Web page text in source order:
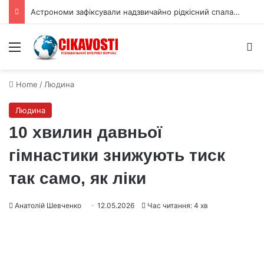
Астрономи зафіксували надзвичайно рідкісний спалах наднової
Menu
Home / Людина
Людина
10 хвилин давньої
гімнастики знижують тиск
так само, як ліки
Анатолій Шевченко 12.05.2026 Час читання: 4 хв